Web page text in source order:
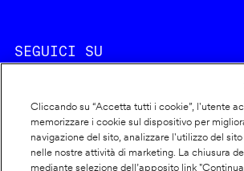
SEGUICI SU
Cookie policy
Cliccando su “Accetta tutti i cookie”, l'utente
memorizzare i cookie sul dispositivo per
navigazione del sito, analizzare l'utilizzo del
nelle nostre attività di marketing. La chiusura
mediante selezione dell’apposito link